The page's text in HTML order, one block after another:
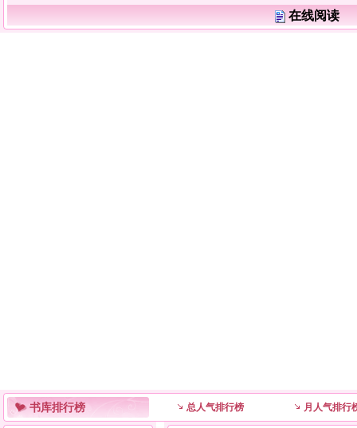
在线阅读
书库排行榜 总人气排行榜 月人气排行